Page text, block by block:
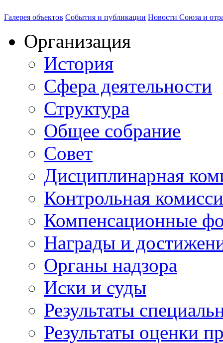
Галерея объектов События и публикации Новости Союза и
Организация
История
Сфера деятельности
Структура
Общее собрание
Совет
Дисциплинарная
Контрольная
Компенсационные
Награды и
Органы надзора
Иски и суды
Результаты
Результаты оценки